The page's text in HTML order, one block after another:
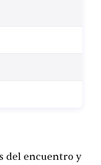
del encuentro y